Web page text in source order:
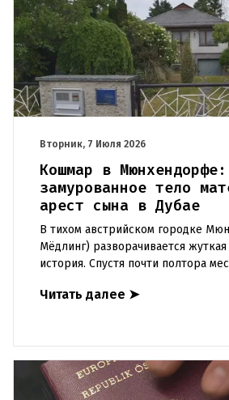
Вторник, 7 Июля 2026
Кошмар в Мюнхендорфе:
замурованное тело
арест сына в Дубае
В тихом австрийском городке
Мёдлинг) разворачивается
история. Спустя почти полтора
женщины, полиция об
Читать далее ➤